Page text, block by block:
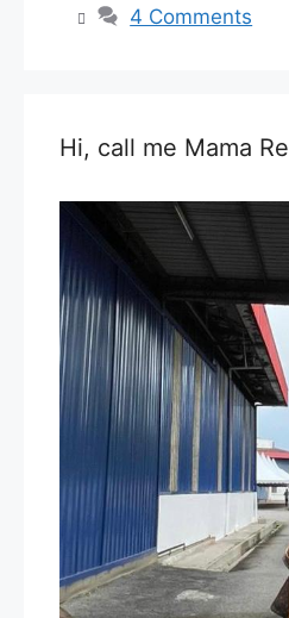
4 Comments
Hi, call me Mama